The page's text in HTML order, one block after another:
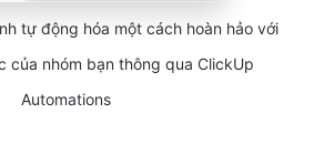
tự động hóa một cách hoàn hảo với
của nhóm bạn thông qua ClickUp
Automations